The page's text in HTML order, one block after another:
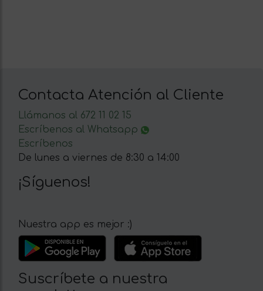
Contacta Atención al Cliente
Llámanos al 672 11 02 15
Escríbenos al Whatsapp
Escríbenos
De lunes a viernes de 8:30 a 14:00
¡Síguenos!
Nuestra app es mejor :)
Suscríbete a nuestra